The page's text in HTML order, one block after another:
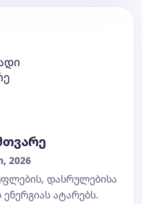
2026
დასრულებისა
ატარებს.